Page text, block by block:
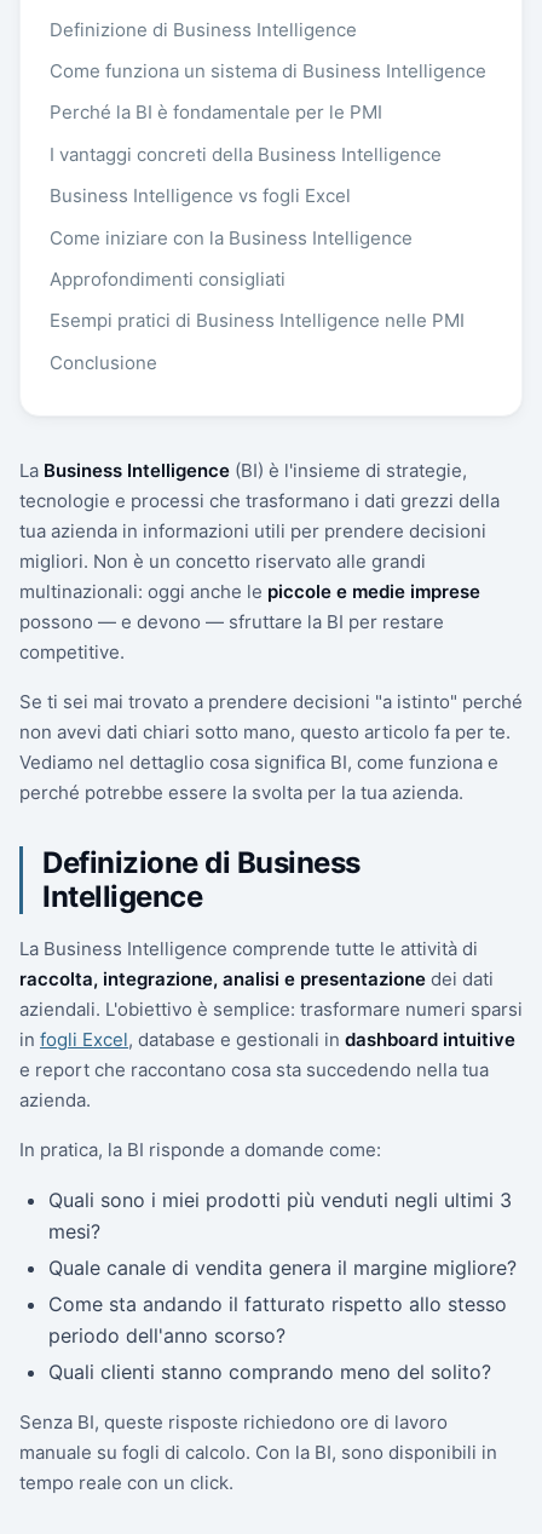
Definizione di Business Intelligence
Come funziona un sistema di Business Intelligence
Perché la BI è fondamentale per le PMI
I vantaggi concreti della Business Intelligence
Business Intelligence vs fogli Excel
Come iniziare con la Business Intelligence
Approfondimenti consigliati
Esempi pratici di Business Intelligence nelle PMI
Conclusione
La Business Intelligence (BI) è l'insieme di strategie,
tecnologie e processi che trasformano i dati grezzi della
tua azienda in informazioni utili per prendere decisioni
migliori. Non è un concetto riservato alle grandi
multinazionali: oggi anche le piccole e medie imprese
possono — e devono — sfruttare la BI per restare
competitive.
Se ti sei mai trovato a prendere decisioni "a istinto" perché
non avevi dati chiari sotto mano, questo articolo fa per te.
Vediamo nel dettaglio cosa significa BI, come funziona e
perché potrebbe essere la svolta per la tua azienda.
Definizione di Business
Intelligence
La Business Intelligence comprende tutte le attività di
raccolta, integrazione, analisi e presentazione dei dati
aziendali. L'obiettivo è semplice: trasformare numeri sparsi
in fogli Excel, database e gestionali in dashboard intuitive
e report che raccontano cosa sta succedendo nella tua
azienda.
In pratica, la BI risponde a domande come:
Quali sono i miei prodotti più venduti negli ultimi 3
mesi?
Quale canale di vendita genera il margine migliore?
Come sta andando il fatturato rispetto allo stesso
periodo dell'anno scorso?
Quali clienti stanno comprando meno del solito?
Senza BI, queste risposte richiedono ore di lavoro
manuale su fogli di calcolo. Con la BI, sono disponibili in
tempo reale con un click.